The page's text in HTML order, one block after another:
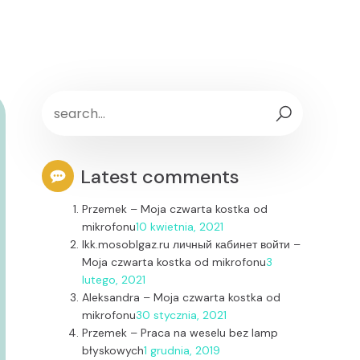
Latest comments
Przemek –Moja czwarta kostka od
mikrofonu10 kwietnia, 2021
lkk.mosoblgaz.ru личный кабинет войти –
Moja czwarta kostka od mikrofonu3
lutego, 2021
Aleksandra –Moja czwarta kostka od
mikrofonu30 stycznia, 2021
Przemek –Praca na weselu bez lamp
błyskowych1 grudnia, 2019